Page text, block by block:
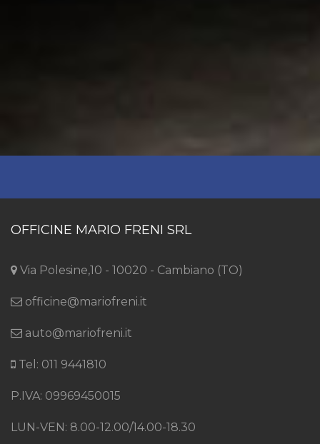
OFFICINE MARIO FRENI SRL
Via Polesine,10 - 10020 - Cambiano (TO)
officine@mariofreni.it
auto@mariofreni.it
Tel: 011 9441810
P.IVA: 09969450015
LUN-VEN: 8.00-12.00/14.00-18.30